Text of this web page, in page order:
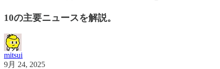
10の主要ニュースを解説。
mitsui
9月 24, 2025